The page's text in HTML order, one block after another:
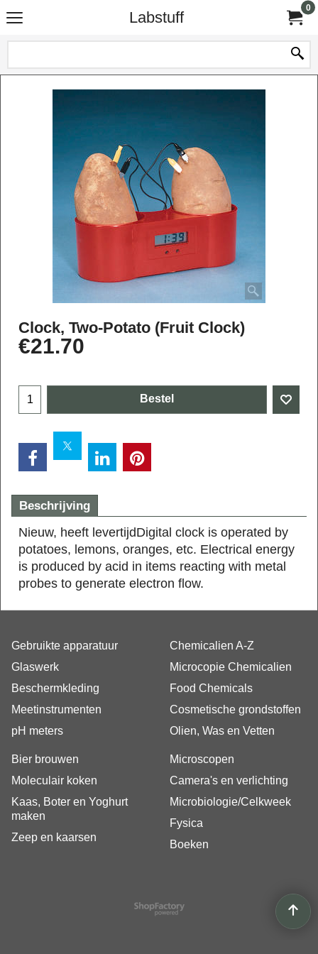
Labstuff
0
Clock, Two-Potato (Fruit Clock)
€21.70
Bestel
Beschrijving
Nieuw, heeft levertijdDigital clock is operated by
potatoes, lemons, oranges, etc. Electrical energy
is produced by acid in items reacting with metal
probes to generate electron flow.
Gebruikte apparatuur
Glaswerk
Beschermkleding
Meetinstrumenten
pH meters
Chemicalien A-Z
Microcopie Chemicalien
Food Chemicals
Cosmetische grondstoffen
Olien, Was en Vetten
Bier brouwen
Moleculair koken
Kaas, Boter en Yoghurt
maken
Zeep en kaarsen
Microscopen
Camera's en verlichting
Microbiologie/Celkweek
Fysica
Boeken
Webwinkel gemaakt met
ShopFactory webwinkel